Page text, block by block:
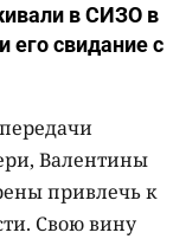
в СИЗО в
его свидание с
Валентины
привлечь к
Свою вину